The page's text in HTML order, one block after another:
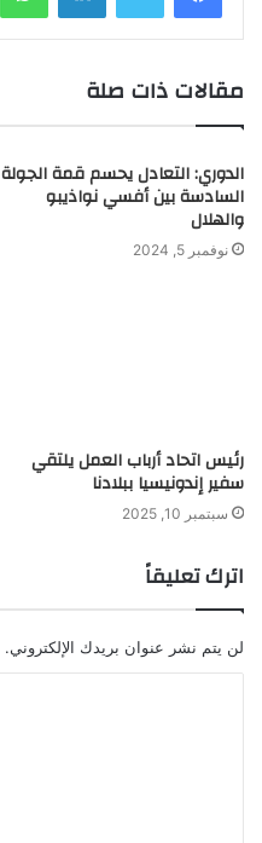
مقالات ذات صلة
الدوري: التعادل يحسم قمة الجولة
السادسة بين أفسي نواذيبو
والهلال
نوفمبر 5, 2024
رئيس اتحاد أرباب العمل يلتقي
سفير إندونيسيا ببلادنا
سبتمبر 10, 2025
اترك تعليقاً
لن يتم نشر عنوان بريدك الإلكتروني.